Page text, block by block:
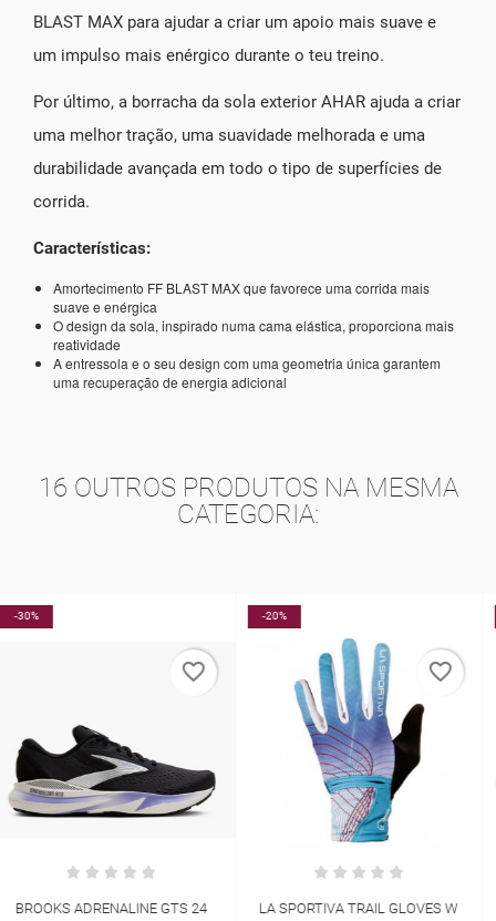
BLAST MAX para ajudar a criar um apoio mais suave e
um impulso mais enérgico durante o teu treino.
Por último, a borracha da sola exterior AHAR ajuda a criar
uma melhor tração, uma suavidade melhorada e uma
durabilidade avançada em todo o tipo de superfícies de
corrida.
Características:
Amortecimento FF BLAST MAX que favorece uma corrida mais
suave e enérgica
O design da sola, inspirado numa cama elástica, proporciona mais
reatividade
A entressola e o seu design com uma geometria única garantem
uma recuperação de energia adicional
16 OUTROS PRODUTOS NA MESMA
CATEGORIA:
-20%
LA SPORTIVA TRAIL GLOVES W
favorite_border
-5%
SAUCONY ENDORPHIN AZURA
favorite_border